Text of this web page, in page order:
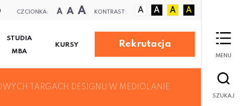
CZCIONKA: A A A KONTRAST: A A A A
STUDIA
MBA
KURSY Rekrutacja
MENU
SZUKAJ
TARGACH DESIGNU W MEDIOLANIE